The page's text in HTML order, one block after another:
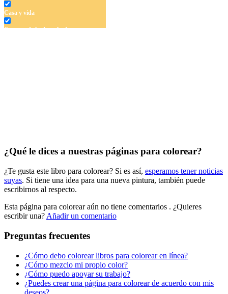
Casa y vida
Cuentos de hadas y hadas
Halloween y otoño
Mandalas
Peluches y caballos
Primavera y pascua
Transporte
Verano y vacaciones
¿Qué le dices a nuestras páginas para colorear?
¿Te gusta este libro para colorear? Si es así, esperamos tener noticias
suyas. Si tiene una idea para una nueva pintura, también puede
escribirnos al respecto.
Esta página para colorear aún no tiene comentarios . ¿Quieres
escribir una? Añadir un comentario
Preguntas frecuentes
¿Cómo debo colorear libros para colorear en línea?
¿Cómo mezclo mi propio color?
¿Cómo puedo apoyar su trabajo?
¿Puedes crear una página para colorear de acuerdo con mis
deseos?